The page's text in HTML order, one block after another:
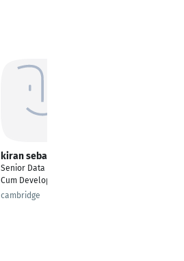
kiran sebastian
Senior Data Analyst
Cum Developer
cambridge